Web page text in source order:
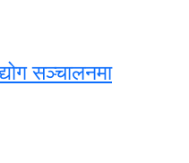
सञ्चालनमा